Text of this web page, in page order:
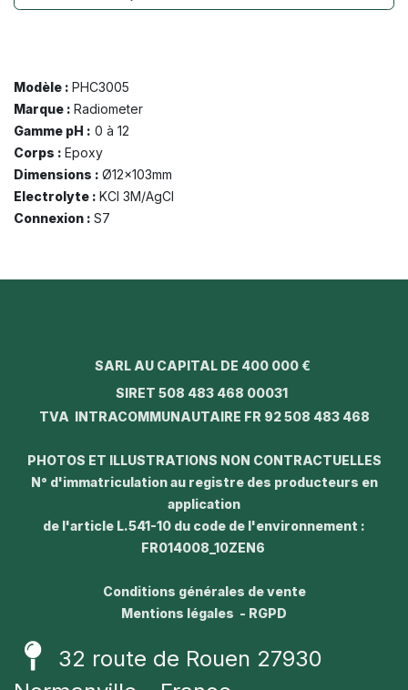
Modèle : PHC3005
Marque : Radiometer
Gamme pH : 0 à 12
Corps : Epoxy
Dimensions : Ø12x103mm
Electrolyte : KCl 3M/AgCl
Connexion : S7
SARL AU CAPITAL DE 400 000 €
SIRET 508 483 468 00031
TVA INTRACOMMUNAUTAIRE FR 92 508 483 468
PHOTOS ET ILLUSTRATIONS NON CONTRACTUELLES
N° d'immatriculation au registre des producteurs en
application
de l'article L.541-10 du code de l'environnement :
FR014008_10ZEN6
Conditions générales de vente
Mentions légales - RGPD
32 route de Rouen 27930